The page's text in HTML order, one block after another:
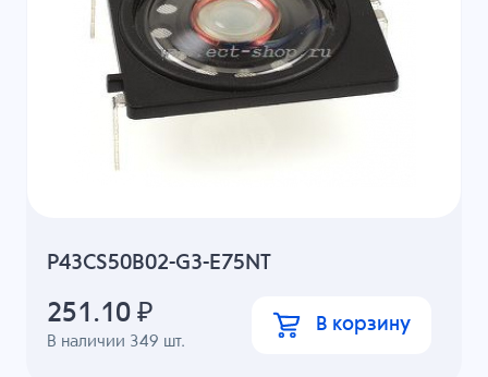
P43CS50B02-G3-E75NT
В наличии 349 шт.
251.10 ₽ В корзину